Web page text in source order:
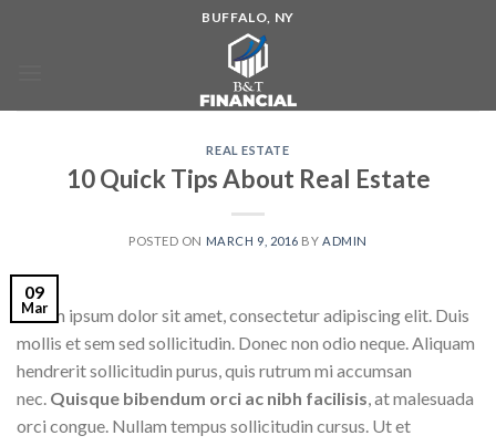
BUFFALO, NY
REAL ESTATE
10 Quick Tips About Real Estate
POSTED ON MARCH 9, 2016 BY ADMIN
09
Mar
Lorem ipsum dolor sit amet, consectetur adipiscing elit. Duis
mollis et sem sed sollicitudin. Donec non odio neque. Aliquam
hendrerit sollicitudin purus, quis rutrum mi accumsan
nec. Quisque bibendum orci ac nibh facilisis , at malesuada
orci congue. Nullam tempus sollicitudin cursus. Ut et